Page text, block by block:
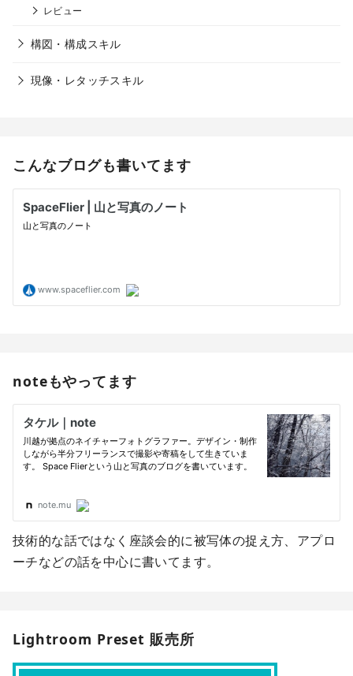
レビュー
構図・構成スキル
現像・レタッチスキル
こんなブログも書いてます
noteもやってます
技術的な話ではなく座談会的に被写体の捉え方、アプロ
ーチなどの話を中心に書いてます。
Lightroom Preset 販売所